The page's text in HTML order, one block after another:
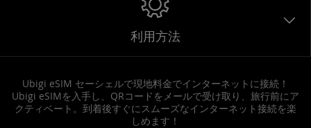
利用方法
Ubigi eSIM セーシェルで現地料金でインターネットに接続！
Ubigi eSIMを入手し、QRコードをメールで受け取り、旅行前にア
クティベート。到着後すぐにスムーズなインターネット接続を楽
しめます！